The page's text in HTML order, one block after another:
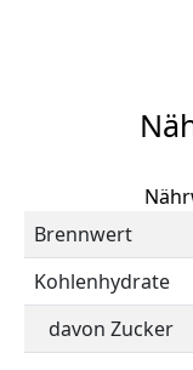
Brennwert
Kohlenhydrate
davon Zucker